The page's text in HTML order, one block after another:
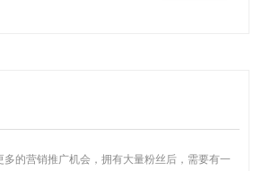
的营销推广机会，拥有大量粉丝后，需要有一